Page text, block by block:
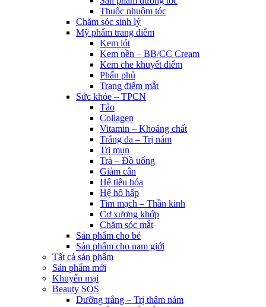
Thuốc nhuộm tóc
Chăm sóc sinh lý
Mỹ phẩm trang điểm
Kem lót
Kem nền – BB/CC Cream
Kem che khuyết điểm
Phấn phủ
Trang điểm mắt
Sức khỏe – TPCN
Tảo
Collagen
Vitamin – Khoáng chất
Trắng da – Trị nám
Trị mụn
Trà – Đồ uống
Giảm cân
Hệ tiêu hóa
Hệ hô hấp
Tim mạch – Thần kinh
Cơ xương khớp
Chăm sóc mắt
Sản phẩm cho bé
Sản phẩm cho nam giới
Tất cả sản phẩm
Sản phẩm mới
Khuyến mại
Beauty SOS
Dưỡng trắng – Trị thâm nám